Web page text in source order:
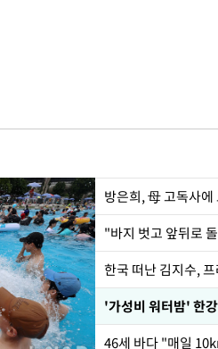
방은희, 母 고독사
한국 떠난 김지수,